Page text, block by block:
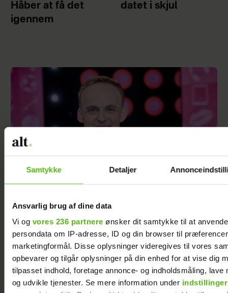
Samtykke Detaljer
Ansvarlig brug af dine data
Vi og vores 236 partnere ønsker dit samtykke til at
persondata om IP-adresse, ID og din browser til
marketingformål. Disse oplysninger videregives til vores
opbevarer og tilgår oplysninger på din enhed for at vise dig
tilpasset indhold, foretage annonce- og indholdsmåling, lave
og udvikle tjenester. Se mere information under indstillinger
Håber at få det
igennem
datet i skjul
perspektiv på livet